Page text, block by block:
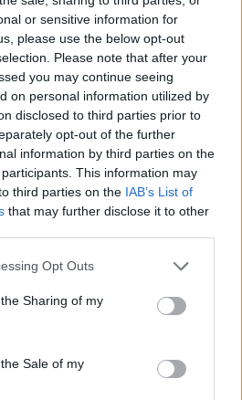
or sensitive information for
please use the below opt-out
Please note that after your
you may continue seeing
on personal information utilized by
disclosed to third parties prior to
opt-out of the further
information by third parties on the
participants. This information may
third parties on the IAB’s List of
that may further disclose it to other
Opt Outs
Sharing of my
Sale of my
wypowiadały panny
też chór i jego pieśni
w pewien sposób
ich przekaz był jasny i
mu odbiorcy,
i dworzanie żyjący w
Kochanowski tworzył